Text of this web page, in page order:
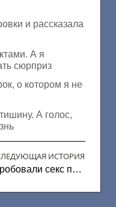
и рассказала
А я
сюрприз
о котором я не
А голос,
ИСТОРИЯ
Попробовали секс парами